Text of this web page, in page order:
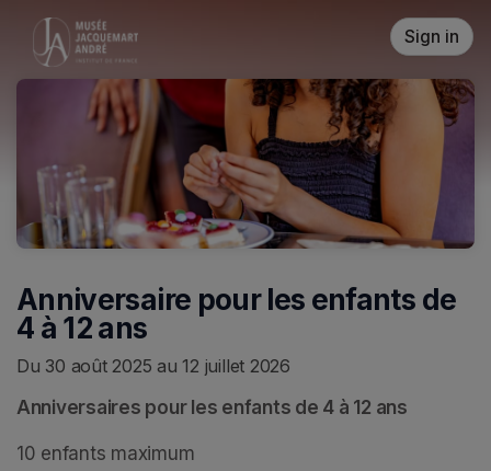
Skip header
Sign in
Anniversaire pour les enfants de
4 à 12 ans
Du 30 août 2025 au 12 juillet 2026
Anniversaires pour les enfants de 4 à 12 ans
10 enfants maximum